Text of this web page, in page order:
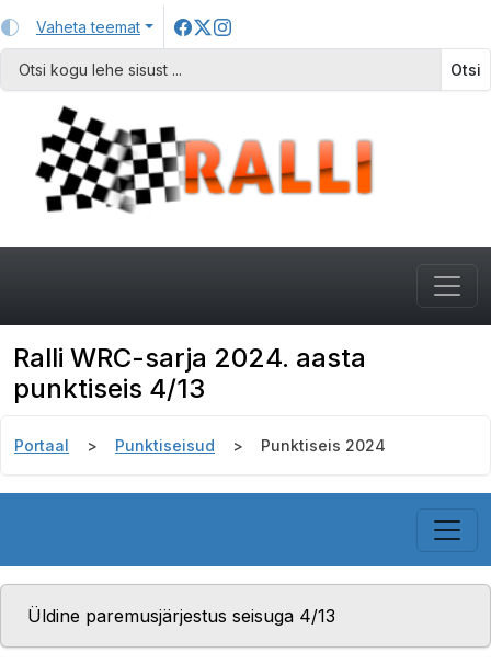
Vaheta teemat
Otsi
Ralli WRC-sarja 2024. aasta
punktiseis 4/13
Portaal Punktiseisud Punktiseis 2024
Üldine paremusjärjestus seisuga 4/13